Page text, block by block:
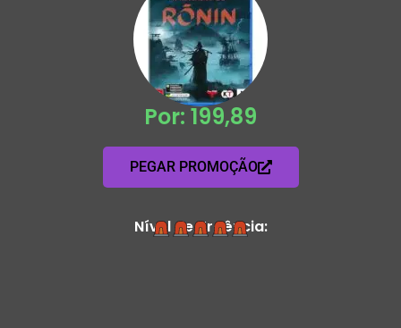
Por: 199,89
PEGAR PROMOÇÃO
Nível de Urgência: